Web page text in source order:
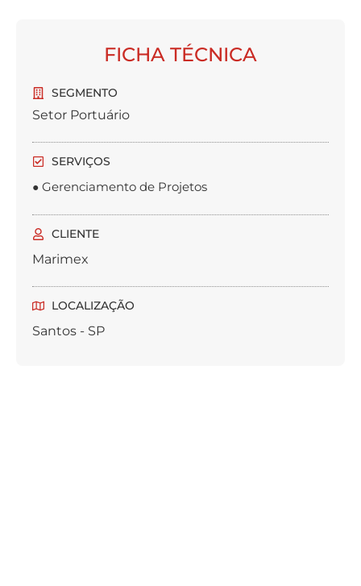
FICHA TÉCNICA
SEGMENTO
Setor Portuário
SERVIÇOS
● Gerenciamento de Projetos
CLIENTE
Marimex
LOCALIZAÇÃO
Santos - SP